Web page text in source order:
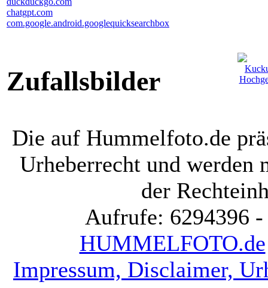
chatgpt.com
com.google.android.googlequicksearchbox
Zufallsbilder
Die auf Hummelfoto.de
Urheberrecht und werden
der
Aufrufe: 6294396
HUMMELFOTO.de
Impressum, Disclaimer,